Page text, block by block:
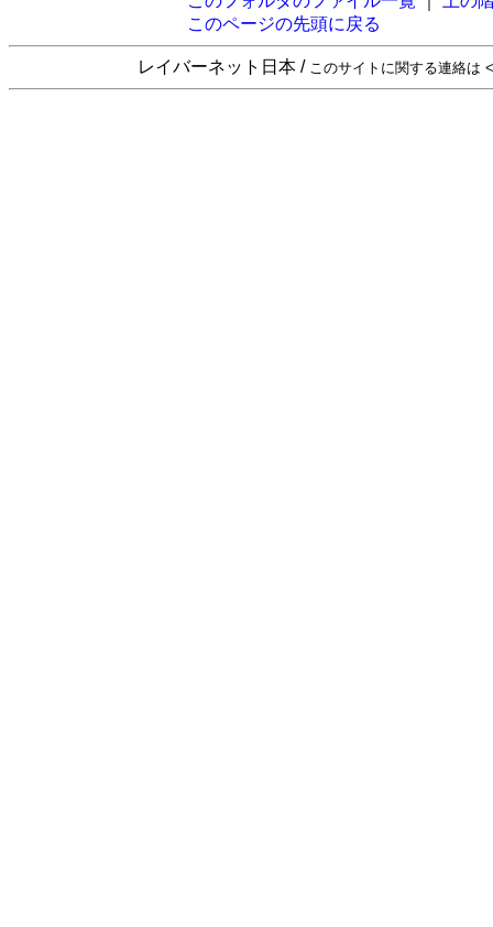
このページの先頭に戻る
レイバーネット日本 / このサイトに関する連絡は